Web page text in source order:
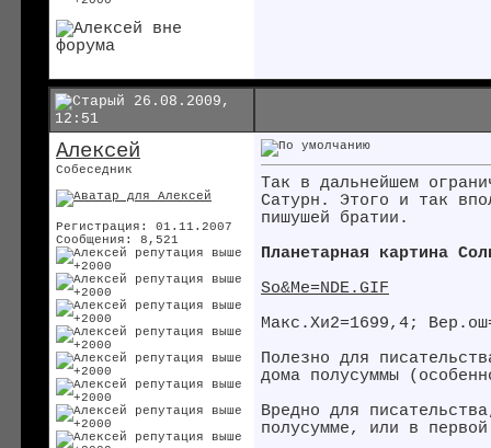
26.08.2009,
12:51
Алексей
Собеседник
Регистрация: 01.11.2007
Сообщения: 8,521
Так в дальнейшем
Сатурн. Этого и так
пишушей братии.
Планетарная картина
So&Me=NDE.GIF
Макс.Хи2=1699,4;
Полезно для
дома полусуммы
Вредно для
полусумме, или в